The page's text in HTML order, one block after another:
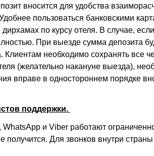
вносится для удобства
пользоваться банковскими
по курсу отеля. В случае,
При выезде сумма депозита
необходимо сохранять все
(желательно накануне выезда),
вправе в одностороннем порядке
поддержки.
и Viber работают
Для звонков внутри